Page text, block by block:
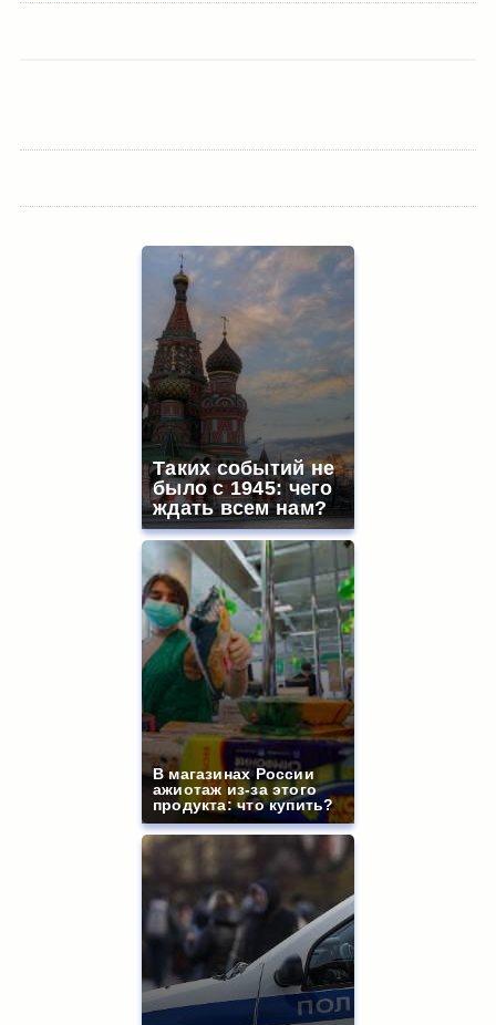
Таких событий не
было с 1945: чего
ждать всем нам?
В магазинах России
ажиотаж из-за этого
продукта: что купить?